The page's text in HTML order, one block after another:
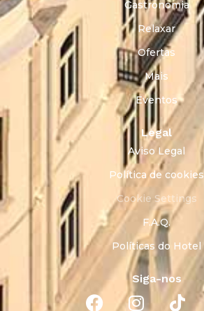
Gastronomia
Relaxar
Ofertas
Mais
Eventos
Legal
Aviso Legal
Política de cookies
Cookie Settings
F.A.Q.
Políticas do Hotel
Siga-nos